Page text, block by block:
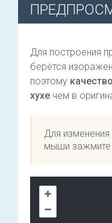
Для построения
берётся
поэтому
хухе чем в
Для
мыши зажмите